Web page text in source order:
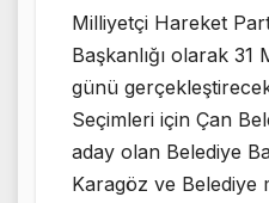
Milliyetçi Hareket
Başkanlığı olarak
günü
Seçimleri için Çan
aday olan Belediye
Karagöz ve Belediye